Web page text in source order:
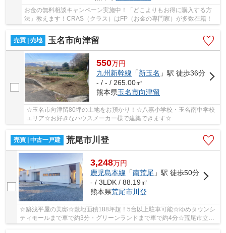
お金の無料相談キャンペーン実施中！「どこよりもお得に購入する方
法」教えます！CRAS（クラス）はFP（お金の専門家）が多数在籍！
売買 | 売地 玉名市向津留
550万円
九州新幹線 「新玉名 」駅 徒歩36分
- / - / 265.00㎡
熊本県玉名市向津留
☆玉名市向津留80坪の土地をお預かり！☆八嘉小学校・玉名南中学校
エリア☆お好きなハウスメーカー様で建築できます☆
売買 | 中古一戸建 荒尾市川登
3,248万円
鹿児島本線 「南荒尾 」駅 徒歩50分
- / 3LDK / 88.19㎡
熊本県荒尾市川登
☆築浅平屋の美邸☆敷地面積188坪超！5台以上駐車可能☆ゆめタウンシ
ティモールまで車で約3分・グリーンランドまで車で約4分☆荒尾市立中